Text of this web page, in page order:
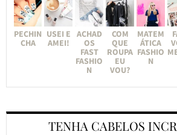
PECHIN
CHA
USEI E
AMEI!
ACHAD
OS
FAST
FASHIO
N
COM
QUE
ROUPA
EU
VOU?
MATEM
ÁTICA
FASHIO
N
TENHA CABELOS